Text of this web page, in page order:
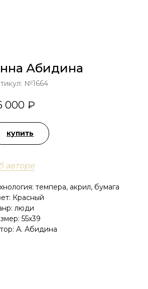
Абидина
№1664
000 ₽
купить
авторе
темпера, акрил, бумага
Красный
люди
55х39
А. Абидина